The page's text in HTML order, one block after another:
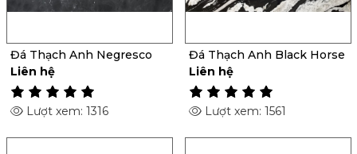
Đá Thạch Anh Negresco
Liên hệ
Lượt xem: 1316
Đá Thạch Anh Black Horse
Liên hệ
Lượt xem: 1561